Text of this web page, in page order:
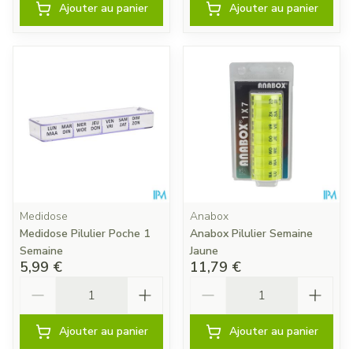
Ajouter au panier Ajouter au panier
Medidose
Medidose Pilulier Poche 1
Semaine
5,99 €
Ajouter au panier
Anabox
Anabox Pilulier Semaine
Jaune
11,79 €
Ajouter au panier